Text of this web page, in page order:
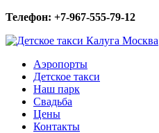
Телефон: +7-967-555-79-12
Аэропорты
Детское такси
Наш парк
Свадьба
Цены
Контакты